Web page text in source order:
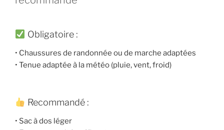
Obligatoire :
• Chaussures de randonnée ou de marche adaptées
• Tenue adaptée à la météo (pluie, vent, froid)
Recommandé :
• Sac à dos léger